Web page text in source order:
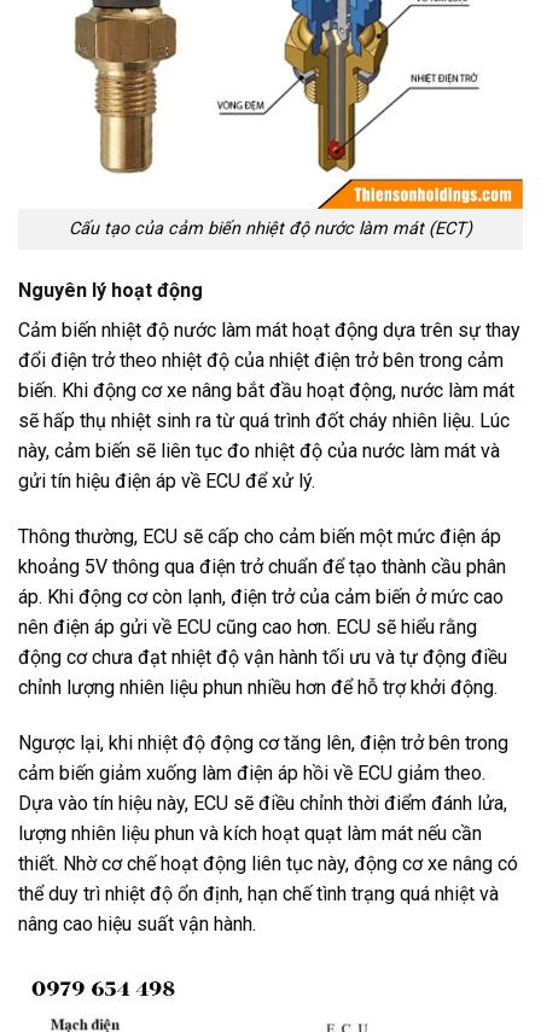
Cấu tạo của cảm biến nhiệt độ nước làm mát (ECT)
Nguyên lý hoạt động
Cảm biến nhiệt độ nước làm mát hoạt động dựa trên sự thay
đổi điện trở theo nhiệt độ của nhiệt điện trở bên trong cảm
biến. Khi động cơ xe nâng bắt đầu hoạt động, nước làm mát
sẽ hấp thụ nhiệt sinh ra từ quá trình đốt cháy nhiên liệu. Lúc
này, cảm biến sẽ liên tục đo nhiệt độ của nước làm mát và
gửi tín hiệu điện áp về ECU để xử lý.
Thông thường, ECU sẽ cấp cho cảm biến một mức điện áp
khoảng 5V thông qua điện trở chuẩn để tạo thành cầu phân
áp. Khi động cơ còn lạnh, điện trở của cảm biến ở mức cao
nên điện áp gửi về ECU cũng cao hơn. ECU sẽ hiểu rằng
động cơ chưa đạt nhiệt độ vận hành tối ưu và tự động điều
chỉnh lượng nhiên liệu phun nhiều hơn để hỗ trợ khởi động.
Ngược lại, khi nhiệt độ động cơ tăng lên, điện trở bên trong
cảm biến giảm xuống làm điện áp hồi về ECU giảm theo.
Dựa vào tín hiệu này, ECU sẽ điều chỉnh thời điểm đánh lửa,
lượng nhiên liệu phun và kích hoạt quạt làm mát nếu cần
thiết. Nhờ cơ chế hoạt động liên tục này, động cơ xe nâng có
thể duy trì nhiệt độ ổn định, hạn chế tình trạng quá nhiệt và
nâng cao hiệu suất vận hành.